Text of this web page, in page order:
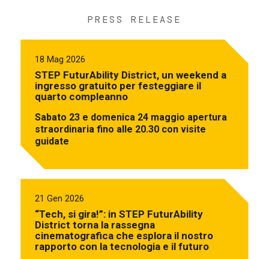
PRESS RELEASE
18 Mag 2026
STEP FuturAbility District, un weekend a
ingresso gratuito per festeggiare il
quarto compleanno
Sabato 23 e domenica 24 maggio apertura
straordinaria fino alle 20.30 con visite
guidate
21 Gen 2026
“Tech, si gira!”: in STEP FuturAbility
District torna la rassegna
cinematografica che esplora il nostro
rapporto con la tecnologia e il futuro